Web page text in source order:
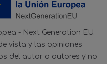
- Next Generation EU.
vista y las opiniones
del autor o autores y no